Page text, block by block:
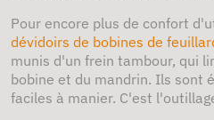
Pour encore plus de confort
dévidoirs de bobines de
munis d'un frein tambour, qui
bobine et du mandrin. Ils sont
faciles à manier. C'est